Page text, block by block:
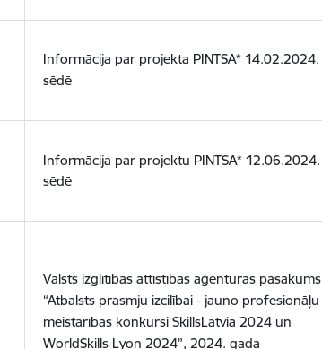
Informācija par projekta PINTSA* 14.02.2024.
sēdē
Informācija par projektu PINTSA*12.06.2024.
sēdē
Valsts izglītības attīstības aģentūras pasākums
“Atbalsts prasmju izcilībai - jauno profesionāļu
meistarības konkursi SkillsLatvia 2024 un
WorldSkills Lyon 2024”, 2024. gada